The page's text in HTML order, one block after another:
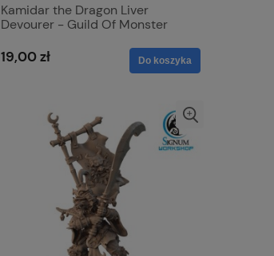
Kamidar the Dragon Liver
Devourer - Guild Of Monster
19,00 zł Do koszyka